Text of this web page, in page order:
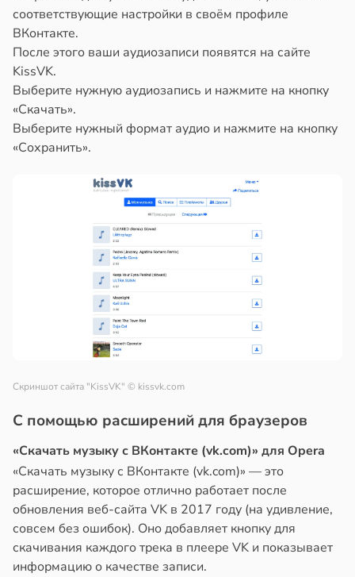
соответствующие настройки в своём профиле
ВКонтакте.
После этого ваши аудиозаписи появятся на сайте
KissVK.
Выберите нужную аудиозапись и нажмите на кнопку
«Скачать».
Выберите нужный формат аудио и нажмите на кнопку
«Сохранить».
Скриншот сайта "KissVK" © kissvk.com
С помощью расширений для браузеров
«Скачать музыку с ВКонтакте (vk.com)» для Opera
«Скачать музыку с ВКонтакте (vk.com)» — это
расширение, которое отлично работает после
обновления веб-сайта VK в 2017 году (на удивление,
совсем без ошибок). Оно добавляет кнопку для
скачивания каждого трека в плеере VK и показывает
информацию о качестве записи.